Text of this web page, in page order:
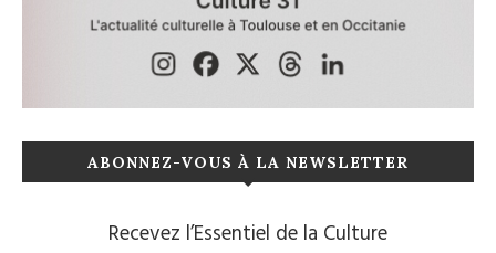
ABONNEZ-VOUS À LA NEWSLETTER
Recevez l’Essentiel de la Culture